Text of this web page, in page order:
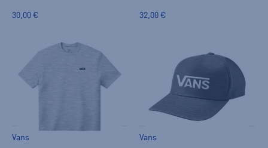
30,00 € 32,00 €
Vans
Vans